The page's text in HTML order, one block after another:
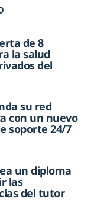
de 8
la salud
del
su red
con un nuevo
soporte 24/7
un diploma
las
del tutor